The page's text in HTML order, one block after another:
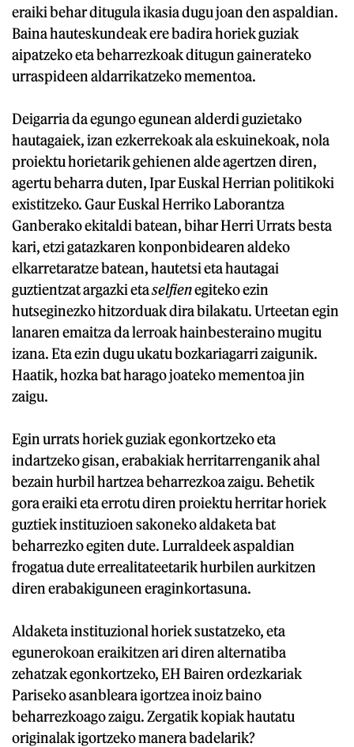
eraiki behar ditugula ikasia dugu joan den aspaldian.
Baina hauteskundeak ere badira horiek guziak
aipatzeko eta beharrezkoak ditugun gainerateko
urraspideen aldarrikatzeko mementoa.
Deigarria da egungo egunean alderdi guzietako
hautagaiek, izan ezkerrekoak ala eskuinekoak, nola
proiektu horietarik gehienen alde agertzen diren,
agertu beharra duten, Ipar Euskal Herrian politikoki
existitzeko. Gaur Euskal Herriko Laborantza
Ganberako ekitaldi batean, bihar Herri Urrats besta
kari, etzi gatazkaren konponbidearen aldeko
elkarretaratze batean, hautetsi eta hautagai
guztientzat argazki etaselfienegiteko ezin
hutseginezko hitzorduak dira bilakatu. Urteetan egin
lanaren emaitza da lerroak hainbesteraino mugitu
izana. Eta ezin dugu ukatu bozkariagarri zaigunik.
Haatik, hozka bat harago joateko mementoa jin
zaigu.
Egin urrats horiek guziak egonkortzeko eta
indartzeko gisan, erabakiak herritarrenganik ahal
bezain hurbil hartzea beharrezkoa zaigu. Behetik
gora eraiki eta errotu diren proiektu herritar horiek
guztiek instituzioen sakoneko aldaketa bat
beharrezko egiten dute. Lurraldeek aspaldian
frogatua dute errealitateetarik hurbilen aurkitzen
diren erabakiguneen eraginkortasuna.
Aldaketa instituzional horiek sustatzeko, eta
egunerokoan eraikitzen ari diren alternatiba
zehatzak egonkortzeko, EH Bairen ordezkariak
Pariseko asanbleara igortzea inoiz baino
beharrezkoago zaigu. Zergatik kopiak hautatu
originalak igortzeko manera badelarik?